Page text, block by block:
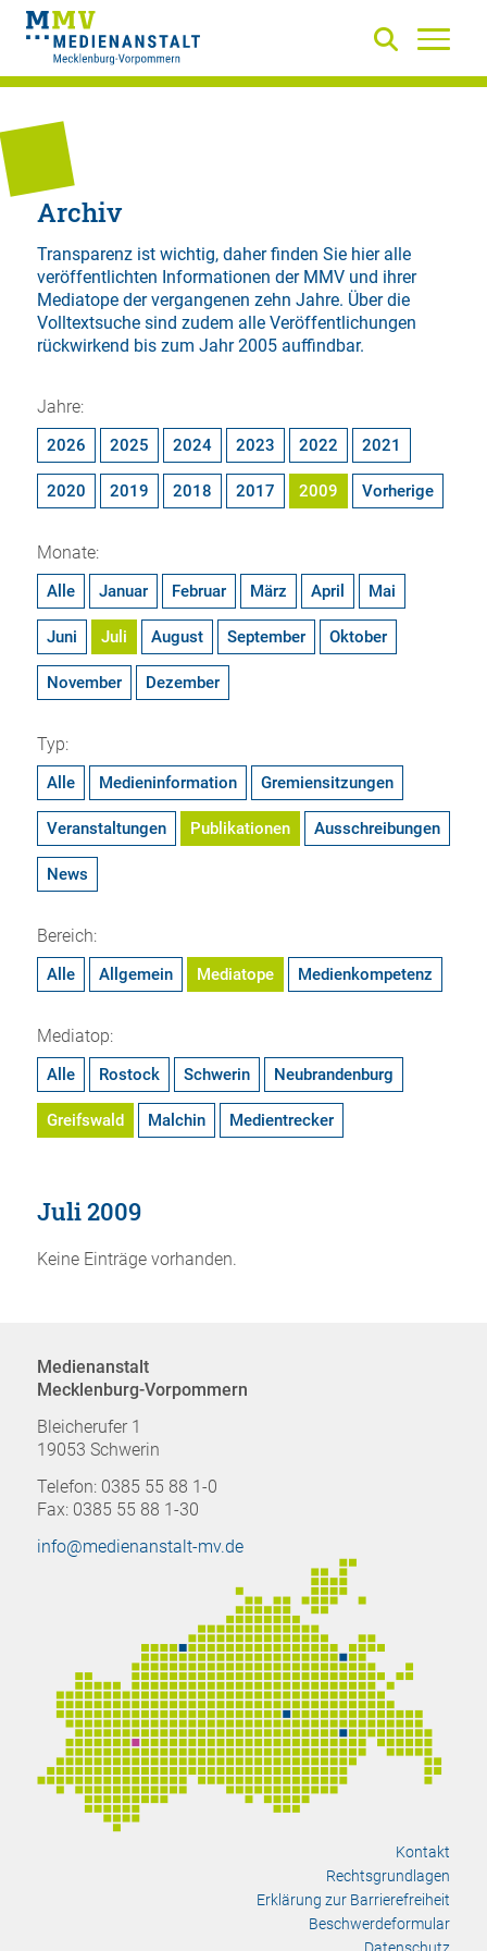
Archiv
Transparenz ist wichtig, daher finden Sie hier alle
veröffentlichten Informationen der MMV und ihrer
Mediatope der vergangenen zehn Jahre. Über die
Volltextsuchesind zudem alle Veröffentlichungen
rückwirkend bis zum Jahr 2005 auffindbar.
Jahre:
2026 2025 2024 2023 2022 2021
2020 2019 2018 2017 2009 Vorherige
Monate:
Alle Januar Februar März April Mai
Juni Juli August September Oktober
November Dezember
Typ:
Alle Medieninformation Gremiensitzungen
Veranstaltungen Publikationen Ausschreibungen
News
Bereich:
Alle Allgemein Mediatope Medienkompetenz
Mediatop:
Alle Rostock Schwerin Neubrandenburg
Greifswald Malchin Medientrecker
Juli 2009
Keine Einträge vorhanden.
Medienanstalt
Mecklenburg-Vorpommern
Bleicherufer 1
19053 Schwerin
Telefon: 0385 55 88 1-0
Fax: 0385 55 88 1-30
info@medienanstalt-mv.de
Kontakt
Rechtsgrundlagen
Erklärung zur Barrierefreiheit
Beschwerdeformular
Datenschutz